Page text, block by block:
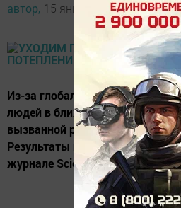
автор, 15 января 2018 - 12:54
Из-за глобального потепления
людей в ближайшие 25 лет
вызванной разливами рек,
Результаты исследования
журнале Science Advances.